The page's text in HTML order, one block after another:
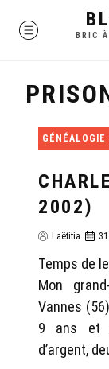
MENU
BRIC
2002)
Laëtitia
Temps de
Mon
Vannes
9 ans et
d’argent,